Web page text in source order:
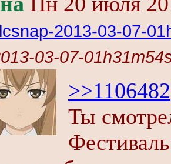
2013-03-07-
03-07-
>>1106482
Ты